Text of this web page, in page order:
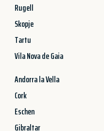
Rugell
Skopje
Tartu
Vila Nova de Gaia
Andorra la Vella
Cork
Eschen
Gibraltar